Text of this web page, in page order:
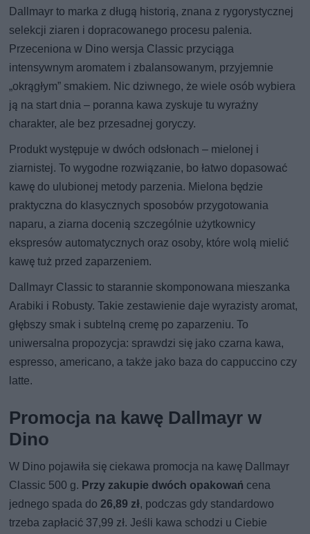
Dallmayr to marka z długą historią, znana z rygorystycznej
selekcji ziaren i dopracowanego procesu palenia.
Przeceniona w Dino wersja Classic przyciąga
intensywnym aromatem i zbalansowanym, przyjemnie
„okrągłym” smakiem. Nic dziwnego, że wiele osób wybiera
ją na start dnia – poranna kawa zyskuje tu wyraźny
charakter, ale bez przesadnej goryczy.
Produkt występuje w dwóch odsłonach – mielonej i
ziarnistej. To wygodne rozwiązanie, bo łatwo dopasować
kawę do ulubionej metody parzenia. Mielona będzie
praktyczna do klasycznych sposobów przygotowania
naparu, a ziarna docenią szczególnie użytkownicy
ekspresów automatycznych oraz osoby, które wolą mielić
kawę tuż przed zaparzeniem.
Dallmayr Classic to starannie skomponowana mieszanka
Arabiki i Robusty. Takie zestawienie daje wyrazisty aromat,
głębszy smak i subtelną cremę po zaparzeniu. To
uniwersalna propozycja: sprawdzi się jako czarna kawa,
espresso, americano, a także jako baza do cappuccino czy
latte.
Promocja na kawę Dallmayr w
Dino
W Dino pojawiła się ciekawa promocja na kawę Dallmayr
Classic 500 g. Przy zakupie dwóch opakowań cena
jednego spada do26,89 zł, podczas gdy standardowo
trzeba zapłacić 37,99 zł. Jeśli kawa schodzi u Ciebie